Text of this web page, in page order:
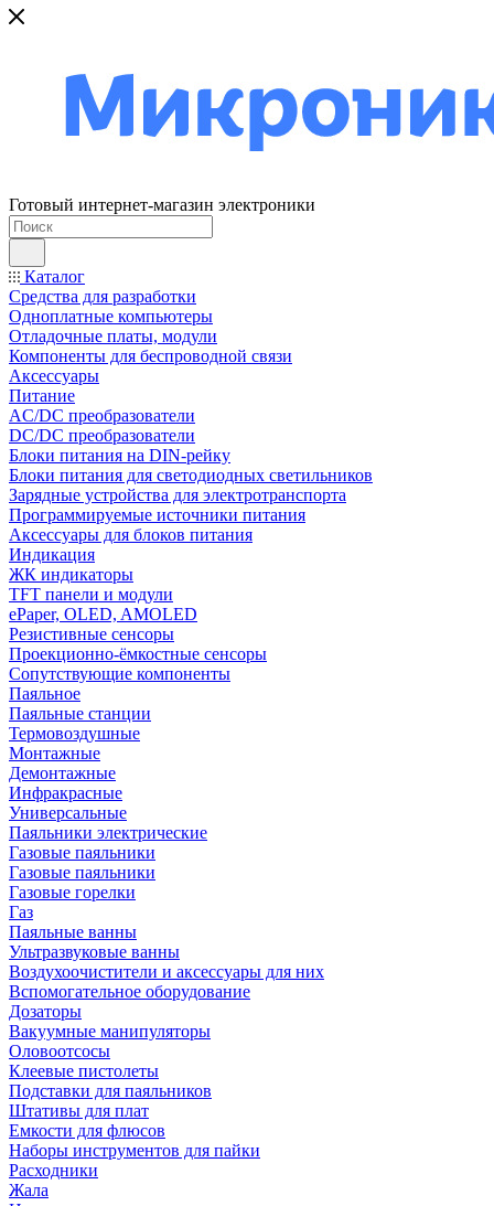
Готовый интернет-магазин электроники
Каталог
Средства для разработки
Одноплатные компьютеры
Отладочные платы, модули
Компоненты для беспроводной связи
Аксессуары
Питание
AC/DC преобразователи
DC/DC преобразователи
Блоки питания на DIN-рейку
Блоки питания для светодиодных светильников
Зарядные устройства для электротранспорта
Программируемые источники питания
Аксессуары для блоков питания
Индикация
ЖК индикаторы
TFT панели и модули
ePaper, OLED, AMOLED
Резистивные сенсоры
Проекционно-ёмкостные сенсоры
Сопутствующие компоненты
Паяльное
Паяльные станции
Термовоздушные
Монтажные
Демонтажные
Инфракрасные
Универсальные
Паяльники электрические
Газовые паяльники
Газовые паяльники
Газовые горелки
Газ
Паяльные ванны
Ультразвуковые ванны
Воздухоочистители и аксессуары для них
Вспомогательное оборудование
Дозаторы
Вакуумные манипуляторы
Оловоотсосы
Клеевые пистолеты
Подставки для паяльников
Штативы для плат
Емкости для флюсов
Наборы инструментов для пайки
Расходники
Жала